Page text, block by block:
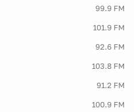
99.9 FM
101.9 FM
92.6 FM
103.8 FM
91.2 FM
100.9 FM